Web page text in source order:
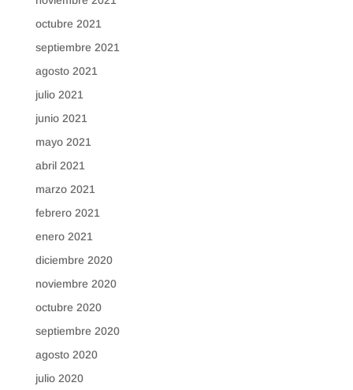
octubre 2021
septiembre 2021
agosto 2021
julio 2021
junio 2021
mayo 2021
abril 2021
marzo 2021
febrero 2021
enero 2021
diciembre 2020
noviembre 2020
octubre 2020
septiembre 2020
agosto 2020
julio 2020